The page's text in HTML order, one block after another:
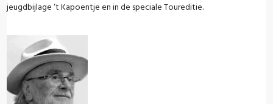
jeugdbijlage ‘t Kapoentje en in de speciale Toureditie.